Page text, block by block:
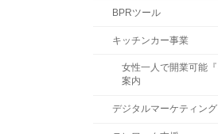
BPRツール
キッチンカー事業
女性一人で開業可能
案内
デジタルマーケティング